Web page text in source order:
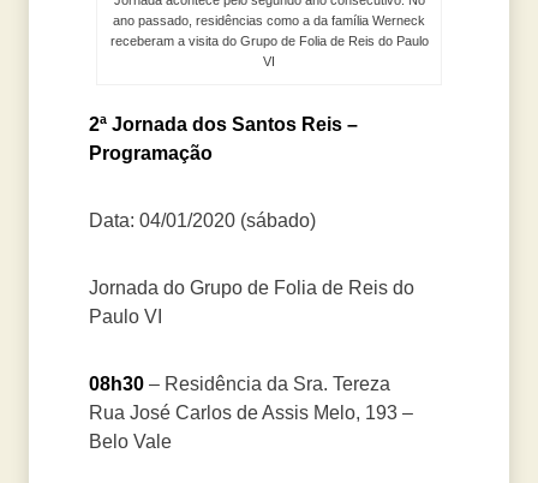
ano passado, residências como a da família Werneck
receberam a visita do Grupo de Folia de Reis do Paulo
VI
2ª Jornada dos Santos Reis –
Programação
Data: 04/01/2020 (sábado)
Jornada do Grupo de Folia de Reis do
Paulo VI
08h30 – Residência da Sra. Tereza
Rua José Carlos de Assis Melo, 193 –
Belo Vale